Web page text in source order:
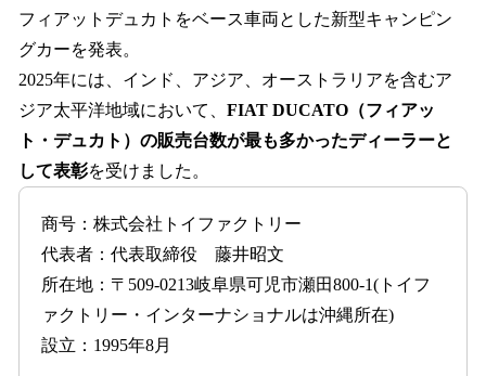
フィアットデュカトをベース車両とした新型キャンピン
グカーを発表。
2025年には、インド、アジア、オーストラリアを含むア
ジア太平洋地域において、 FIAT DUCATO（フィアッ
ト・デュカト）の販売台数が最も多かったディーラーと
して表彰を受けました。
商号：株式会社トイファクトリー
代表者：代表取締役 藤井昭文
所在地：〒509-0213岐阜県可児市瀬田800-1(トイフ
ァクトリー・インターナショナルは沖縄所在)
設立：1995年8月